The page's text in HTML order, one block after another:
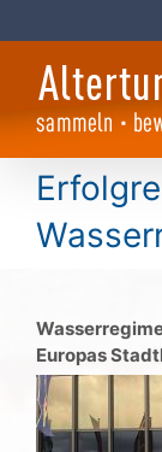
Inhalt
springen
Europas